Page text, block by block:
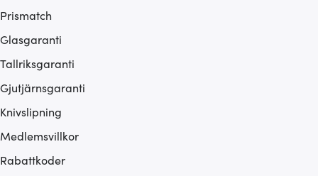
Prismatch
Glasgaranti
Tallriksgaranti
Gjutjärnsgaranti
Knivslipning
Medlemsvillkor
Rabattkoder